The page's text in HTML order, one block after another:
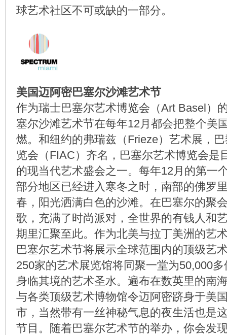
球艺术社区不可或缺的一部分。
美国迈阿密巴塞尔沙滩艺术节
作为瑞士巴塞尔艺术博览会（Art Basel）
塞尔沙滩艺术节在每年12月都会把整个美
燃。和纽约的弗瑞兹（Frieze）艺术展，
览会（FIAC）齐名，巴塞尔艺术博览会是
的现当代艺术盛会之一。每年12月的第一
部分地区已经进入寒冬之时，南部的佛罗
春，阳光洒满白色的沙滩。在巴塞尔的聚
歌，充满了时尚派对，全世界的有钱人和
期里汇聚至此。作为北美与拉丁美洲的艺
巴塞尔艺术节将展示全球范围内的顶级艺
250家的艺术展览馆将同聚一堂为50,000
身临其境的艺术圣水。遍布在数英里的南
与各类顶级艺术博物馆令迈阿密跻身于美
市，当然带有一丝神秘气息的夜生活也是
节目。随着巴塞尔艺术节的举办，你会发